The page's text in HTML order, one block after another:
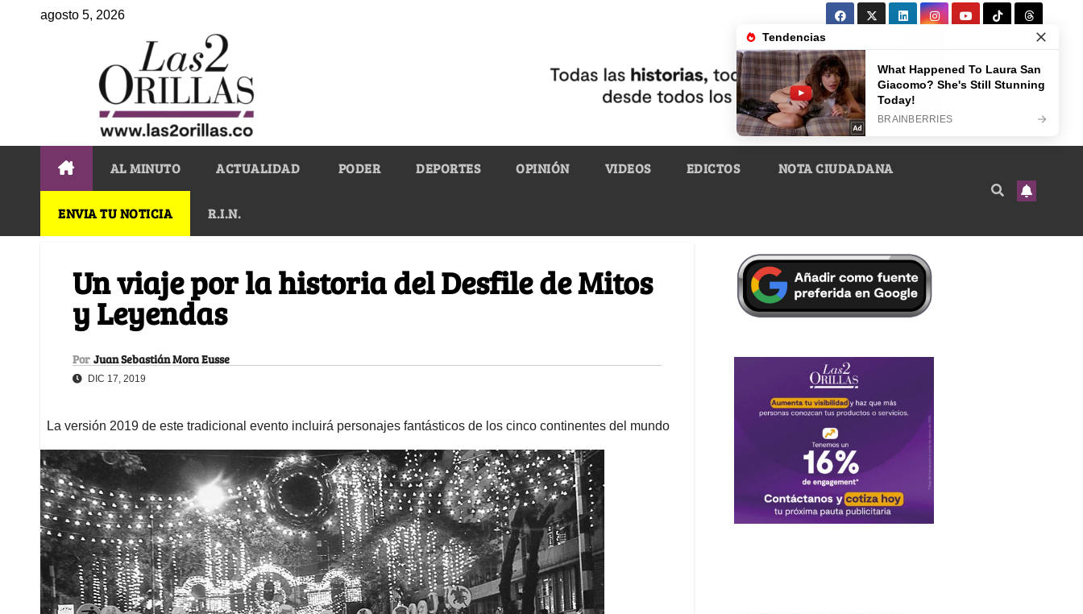
agosto 5, 2026
AL MINUTO ACTUALIDAD PODER DEPORTES OPINIÓN VIDEOS EDICTOS NOTA CIUDADANA
ENVIA TU NOTICIA R.I.N.
Un viaje por la historia del Desfile de Mitos
y Leyendas
Por Juan Sebastián Mora Eusse
DIC 17, 2019
La versión 2019 de este tradicional evento incluirá personajes fantásticos de los cinco continentes del mundo